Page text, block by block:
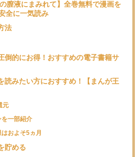
膣液にまみれて】全巻無料で漫画を
全に一気読み
法
倒的にお得！おすすめの電子書籍サ
読みたい方におすすめ！【まんが王
元
を一部紹介
およそ5ヵ月
貯める